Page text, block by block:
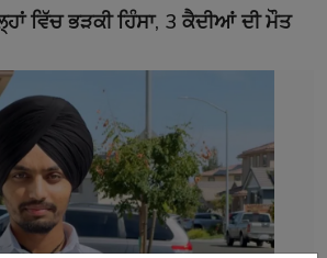
ਵਿੱਚ ਭੜਕੀ ਹਿੰਸਾ, 3 ਕੈਦੀਆਂ ਦੀ ਮੌਤ